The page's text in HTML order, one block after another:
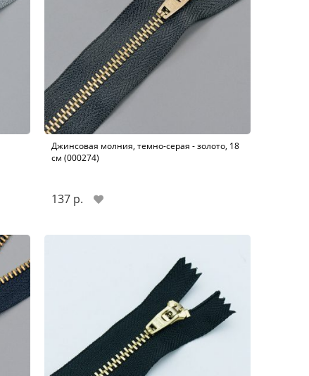
Джинсовая молния, темно-серая - золото, 18
см (000274)
137 р.